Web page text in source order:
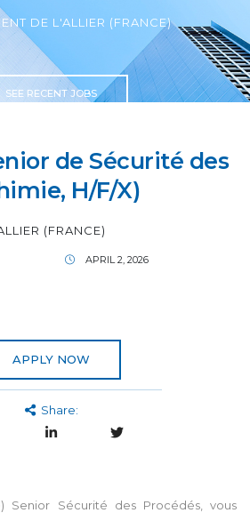
DE L'ALLIER (FRANCE)
SEE RECENT JOBS
de Sécurité des
H/F/X)
(FRANCE)
APRIL 2, 2026
APPLY NOW
Share:
Senior Sécurité des Procédés, vous